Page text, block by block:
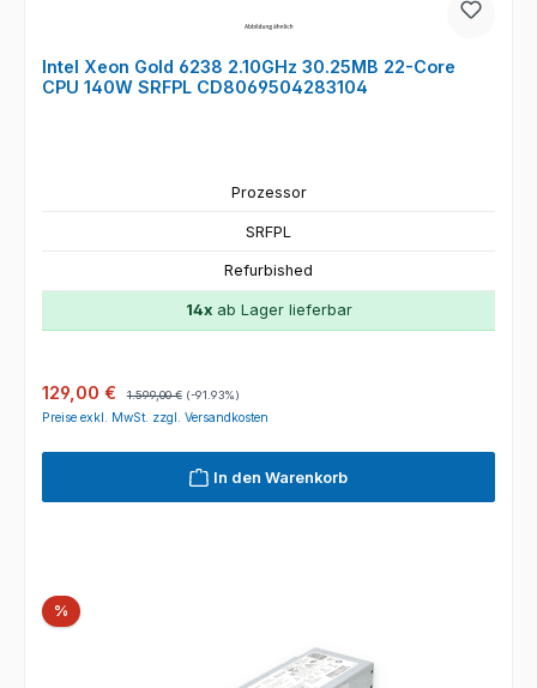
Intel Xeon Gold 6238 2.10GHz 30.25MB 22-Core
CPU 140W SRFPL CD8069504283104
Prozessor
SRFPL
Refurbished
14xab Lager lieferbar
Verkaufspreis:
129,00 € Regulärer Preis:
1.599,00 € (-91.93%)
Preise exkl. MwSt. zzgl. Versandkosten
In den Warenkorb
%Rabatt